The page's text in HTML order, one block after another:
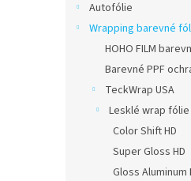
Autofólie
Wrapping barevné
HOHO FILM
Barevné PPF
TeckWrap USA
Lesklé wrap fólie
Color Shift HD
Super Gloss HD
Gloss Aluminum